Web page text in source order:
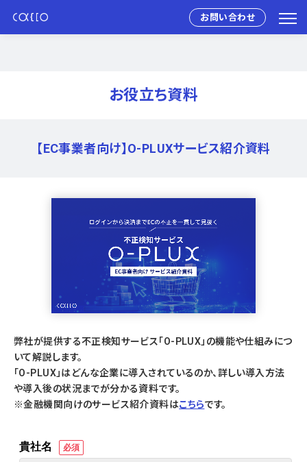
お問い合わせ
お役立ち資料
【EC事業者向け】O-PLUXサービス紹介資料
弊社が提供する不正検知サービス「O-PLUX」の機能や仕組みにつ
いて解説します。
「O-PLUX」はどんな企業に導入されているのか、詳しい導入方法
や導入後の状況までが分かる資料です。
※金融機関向けのサービス紹介資料はこちらです。